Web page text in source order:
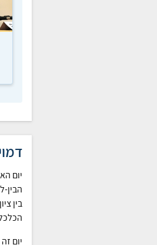
יום
בין
יום